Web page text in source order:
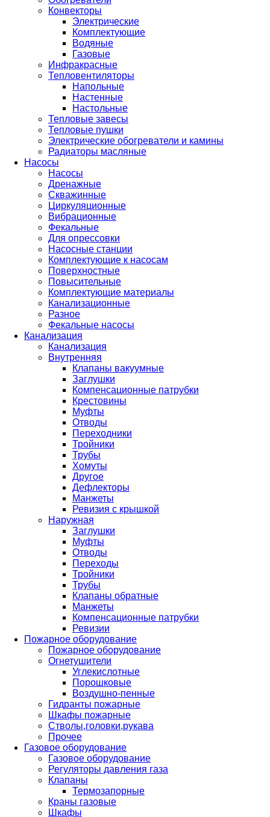
Конвекторы
Электрические
Комплектующие
Водяные
Газовые
Инфракрасные
Тепловентиляторы
Напольные
Настенные
Настольные
Тепловые завесы
Тепловые пушки
Электрические обогреватели и камины
Радиаторы масляные
Насосы
Насосы
Дренажные
Скважинные
Циркуляционные
Вибрационные
Фекальные
Для опрессовки
Насосные станции
Комплектующие к насосам
Поверхностные
Повысительные
Комплектующие материалы
Канализационные
Разное
Фекальные насосы
Канализация
Канализация
Внутренняя
Клапаны вакуумные
Заглушки
Компенсационные патрубки
Крестовины
Муфты
Отводы
Переходники
Тройники
Трубы
Хомуты
Другое
Дефлекторы
Манжеты
Ревизия с крышкой
Наружная
Заглушки
Муфты
Отводы
Переходы
Тройники
Трубы
Клапаны обратные
Манжеты
Компенсационные патрубки
Ревизии
Пожарное оборудование
Пожарное оборудование
Огнетушители
Углекислотные
Порошковые
Воздушно-пенные
Гидранты пожарные
Шкафы пожарные
Стволы,головки,рукава
Прочее
Газовое оборудование
Газовое оборудование
Регуляторы давления газа
Клапаны
Термозапорные
Краны газовые
Шкафы